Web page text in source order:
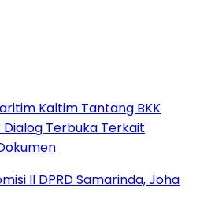
Kaltim Tantang BKK
Dialog Terbuka Terkait